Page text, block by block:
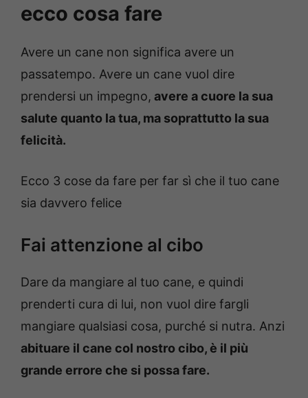
ecco cosa fare
Avere un cane non significa avere un
passatempo. Avere un cane vuol dire
prendersi un impegno, avere a cuore la sua
salute quanto la tua, ma soprattutto la sua
felicità.
Ecco 3 cose da fare per far sì che il tuo cane
sia davvero felice
Fai attenzione al cibo
Dare da mangiare al tuo cane, e quindi
prenderti cura di lui, non vuol dire fargli
mangiare qualsiasi cosa, purché si nutra. Anzi
abituare il cane col nostro cibo, è il più
grande errore che si possa fare.